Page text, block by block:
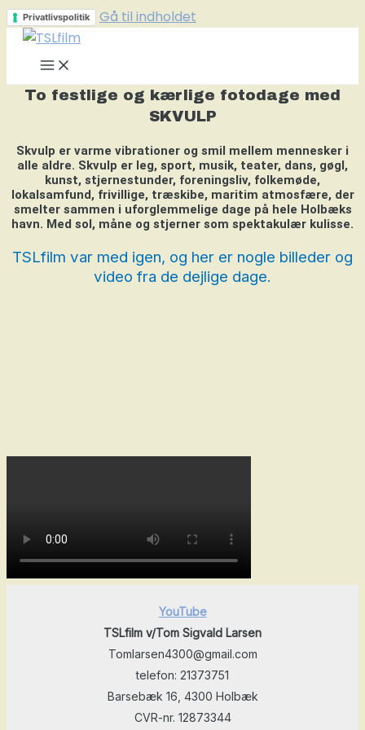
Privatlivspolitik Gå til indholdet
To festlige og kærlige fotodage med
SKVULP
Skvulp er varme vibrationer og smil mellem mennesker i
alle aldre. Skvulp er leg, sport, musik, teater, dans, gøgl,
kunst, stjernestunder, foreningsliv, folkemøde,
lokalsamfund, frivillige, træskibe, maritim atmosfære, der
smelter sammen i uforglemmelige dage på hele Holbæks
havn. Med sol, måne og stjerner som spektakulær kulisse.
TSLfilm var med igen, og her er nogle billeder og
video fra de dejlige dage.
YouTube
TSLfilm v/Tom Sigvald Larsen
Tomlarsen4300@gmail.com
telefon: 21373751
Barsebæk 16, 4300 Holbæk
CVR-nr. 12873344